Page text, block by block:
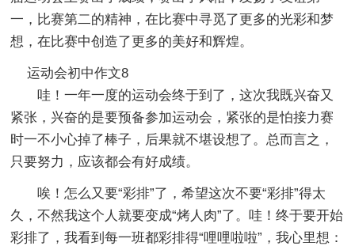
一，比赛第二的精神，在比赛中寻觅了更多的光彩和梦
想，在比赛中创造了更多的美好和辉煌。
运动会初中作文8
哇！一年一度的运动会终于到了，这次我既兴奋又
紧张，兴奋的是要预备参加运动会，紧张的是怕接力赛
时一不小心掉了棒子，后果就不堪设想了。总而言之，
只要努力，应该都会有好成绩。
唉！怎么又要“彩排”了，希望这次不要“彩排”得太
久，不然我这个人就要变成“烤人肉”了。哇！终于要开始
彩排了，我看到每一班都彩排得“哩哩啦啦”，我心里想：